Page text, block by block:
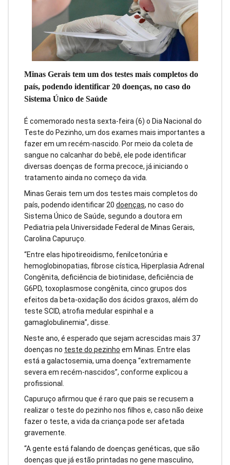
Minas Gerais tem um dos testes mais completos do
país, podendo identificar 20 doenças, no caso do
Sistema Único de Saúde
É comemorado nesta sexta-feira (6) o Dia Nacional do
Teste do Pezinho, um dos exames mais importantes a
fazer em um recém-nascido. Por meio da coleta de
sangue no calcanhar do bebê, ele pode identificar
diversas doenças de forma precoce, já iniciando o
tratamento ainda no começo da vida.
Minas Gerais tem um dos testes mais completos do
país, podendo identificar 20 doenças, no caso do
Sistema Único de Saúde, segundo a doutora em
Pediatria pela Universidade Federal de Minas Gerais,
Carolina Capuruço.
“Entre elas hipotireoidismo, fenilcetonúria e
hemoglobinopatias, fibrose cística, Hiperplasia Adrenal
Congênita, deficiência de biotinidase, deficiência de
G6PD, toxoplasmose congênita, cinco grupos dos
efeitos da beta-oxidação dos ácidos graxos, além do
teste SCID, atrofia medular espinhal e a
gamaglobulinemia”, disse.
Neste ano, é esperado que sejam acrescidas mais 37
doenças no teste do pezinho em Minas. Entre elas
está a galactosemia, uma doença “extremamente
severa em recém-nascidos”, conforme explicou a
profissional.
Capuruço afirmou que é raro que pais se recusem a
realizar o teste do pezinho nos filhos e, caso não deixe
fazer o teste, a vida da criança pode ser afetada
gravemente.
“A gente está falando de doenças genéticas, que são
doenças que já estão printadas no gene masculino,